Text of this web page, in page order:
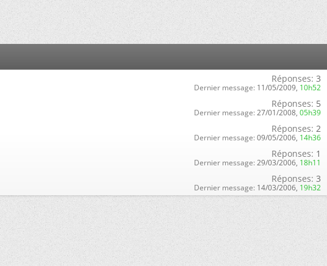
Réponses: 3
Dernier message: 11/05/2009, 10h52
Réponses: 5
Dernier message: 27/01/2008, 05h39
Réponses: 2
Dernier message: 09/05/2006, 14h36
Réponses: 1
Dernier message: 29/03/2006, 18h11
Réponses: 3
Dernier message: 14/03/2006, 19h32